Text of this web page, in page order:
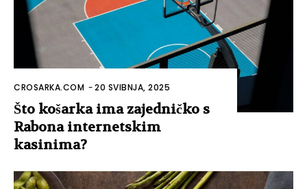
CROSARKA.COM -20 SVIBNJA, 2025
Što košarka ima zajedničko s
Rabona internetskim
kasinima?